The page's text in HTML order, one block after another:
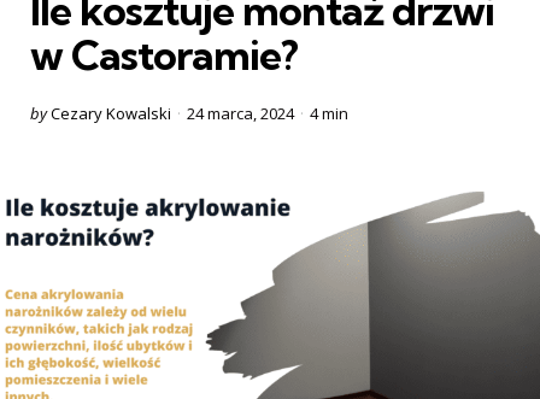
w Castoramie?
Posted
byCezary Kowalski 24 marca, 2024 4 min